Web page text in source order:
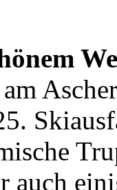
am
auch